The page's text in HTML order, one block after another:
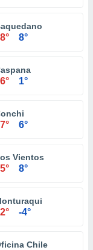
8°
1°
6°
Vientos
8°
-4°
Chile